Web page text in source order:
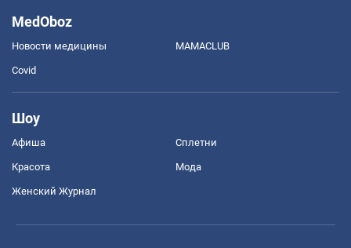
MedOboz
Новости медицины MAMACLUB
Covid
Шоу
Афиша Сплетни
Красота Мода
Женский Журнал